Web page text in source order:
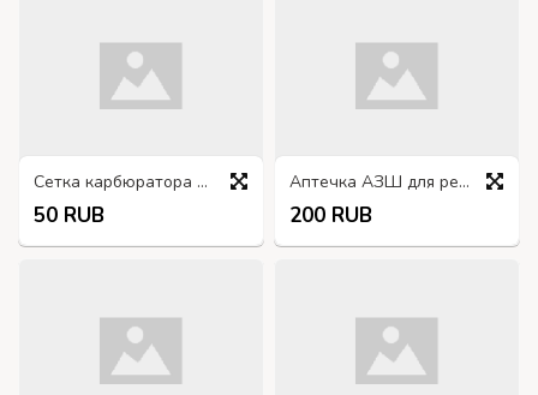
Сетка карбюратора К53-1107375
50 RUB
Аптечка АЗШ для ремонта пневматических шин
200 RUB